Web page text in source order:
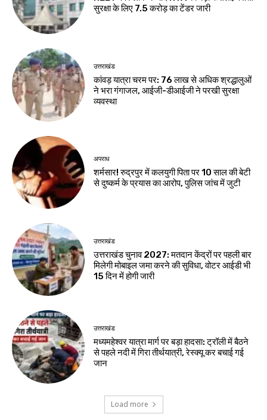
सुरक्षा के लिए ₹7.5 करोड़ का टेंडर जारी
उत्तराखंड
कांवड़ यात्रा चरम पर: 76 लाख से अधिक श्रद्धालुओं
ने भरा गंगाजल, आईजी-डीआईजी ने परखी सुरक्षा
व्यवस्था
अपराध
शर्मसार! रुद्रपुर में कलयुगी पिता पर 10 साल की बेटी
से दुष्कर्म के प्रयास का आरोप, पुलिस जांच में जुटी
उत्तराखंड
उत्तराखंड चुनाव 2027: मतदान केंद्रों पर पहली बार
मिलेगी मोबाइल जमा करने की सुविधा, वोटर आईडी भी
15 दिन में होगी जारी
उत्तराखंड
मध्यमहेश्वर यात्रा मार्ग पर बड़ा हादसा: ट्रॉली में बैठने
से पहले नदी में गिरा तीर्थयात्री, रेस्क्यू कर बचाई गई
जान
Load more